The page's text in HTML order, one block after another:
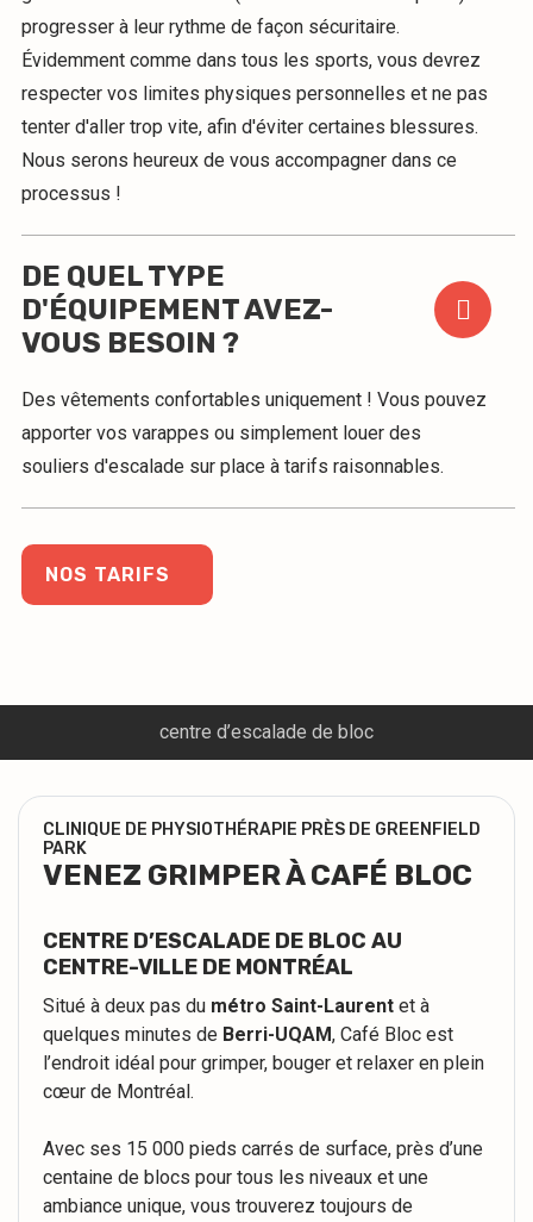
progresser à leur rythme de façon sécuritaire.
Évidemment comme dans tous les sports, vous devrez
respecter vos limites physiques personnelles et ne pas
tenter d'aller trop vite, afin d'éviter certaines blessures.
Nous serons heureux de vous accompagner dans ce
processus !
DE QUEL TYPE
D'ÉQUIPEMENT AVEZ-
VOUS BESOIN ?
Des vêtements confortables uniquement ! Vous pouvez
apporter vos varappes ou simplement louer des
souliers d'escalade sur place à tarifs raisonnables.
NOS TARIFS
centre d’escalade de bloc
CLINIQUE DE PHYSIOTHÉRAPIE PRÈS DE GREENFIELD
PARK
VENEZ GRIMPER À CAFÉ BLOC
CENTRE D’ESCALADE DE BLOC AU
CENTRE-VILLE DE MONTRÉAL
Situé à deux pas du métro Saint-Laurent et à
quelques minutes de Berri-UQAM, Café Bloc est
l’endroit idéal pour grimper, bouger et relaxer en plein
cœur de Montréal.
Avec ses 15 000 pieds carrés de surface, près d’une
centaine de blocs pour tous les niveaux et une
ambiance unique, vous trouverez toujours de